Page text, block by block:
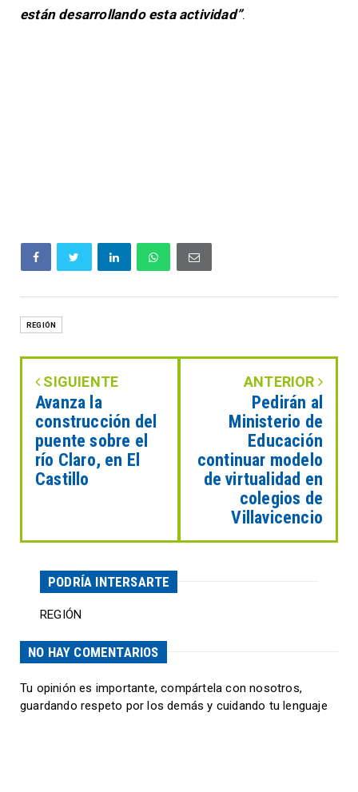
están desarrollando esta actividad”.
REGIÓN
SIGUIENTE
Avanza la
construcción del
puente sobre el
río Claro, en El
Castillo
ANTERIOR
Pedirán al
Ministerio de
Educación
continuar modelo
de virtualidad en
colegios de
Villavicencio
PODRÍA INTERSARTE
REGIÓN
NO HAY COMENTARIOS
Tu opinión es importante, compártela con nosotros,
guardando respeto por los demás y cuidando tu lenguaje